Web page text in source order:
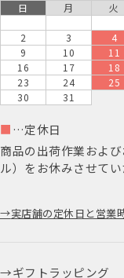
日 月 火
2
3 4
9
10 11
16
17 18
23
24 25
30
31
■ …定休日
商品の出荷作業およ
ル）をお休みさせてい
実店舗の定休日と営業
ギフトラッピング